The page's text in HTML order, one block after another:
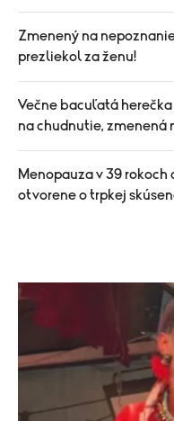
Zmenený na
prezliekol za ženu!
Večne bacuľatá
na chudnutie, zmenená
Menopauza v 39 rokoch
otvorene o trpkej